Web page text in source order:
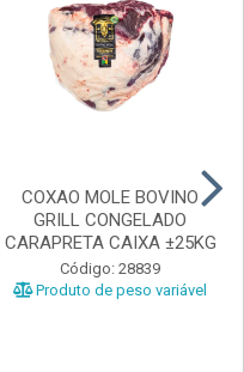
COXAO MOLE BOVINO
GRILL CONGELADO
CARAPRETA CAIXA ±25KG
Código: 28839
Produto de peso variável